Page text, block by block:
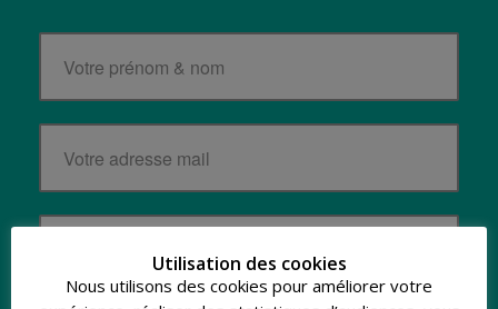
Utilisation des cookies
Nous utilisons des cookies pour améliorer votre